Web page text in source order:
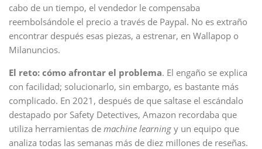
cabo de un tiempo, el vendedor le compensaba
reembolsándole el precio a través de Paypal. No es extraño
encontrar después esas piezas, a estrenar, en Wallapop o
Milanuncios.
El reto: cómo afrontar el problema. El engaño se explica
con facilidad; solucionarlo, sin embargo, es bastante más
complicado. En 2021, después de que saltase el escándalo
destapado por Safety Detectives, Amazon recordaba que
utiliza herramientas de machine learning y un equipo que
analiza todas las semanas más de diez millones de reseñas.